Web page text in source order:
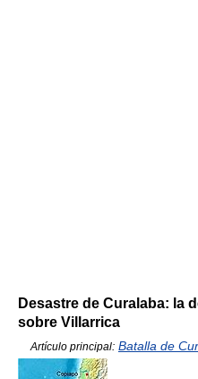
Desastre de Curalaba: la
sobre Villarrica
Artículo principal: Batalla de